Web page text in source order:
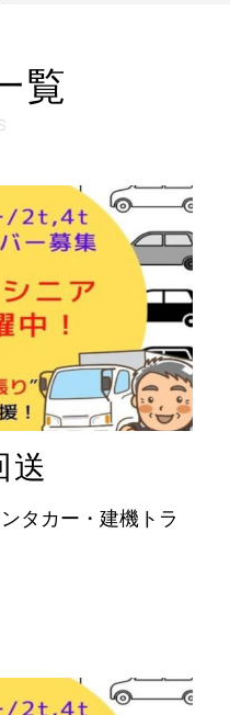
覧
送
タカー・建機トラ